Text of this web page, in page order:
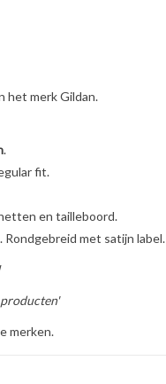
het merk Gildan.
.
fit.
en tailleboord.
met satijn label.
merken.